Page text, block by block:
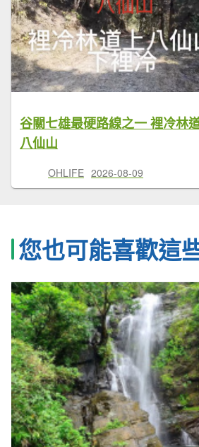
谷關七雄最硬路線之一 裡冷林
八仙山
OHLIFE 2026-08-09
您也可能喜歡這